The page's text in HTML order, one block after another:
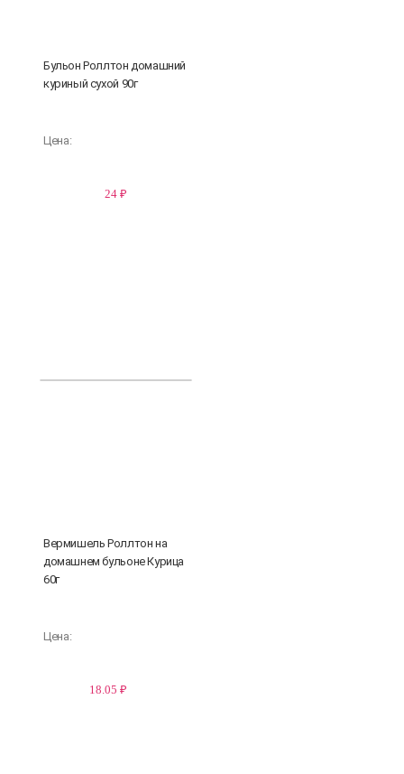
Бульон Роллтон домашний
куриный сухой 90г
Цена:
24 ₽
Вермишель Роллтон на
домашнем бульоне Курица
60г
Цена:
18.05 ₽